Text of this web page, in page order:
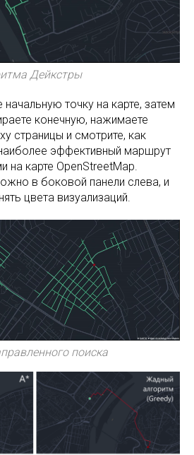
Дейкстры
начальную точку на карте, затем
конечную, нажимаете
страницы и смотрите, как
эффективный маршрут
на карте OpenStreetMap.
в боковой панели слева, и
цвета визуализаций.
поиска